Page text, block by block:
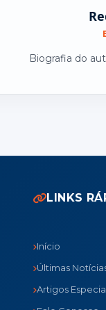
Biografia do
LINKS
Início
Últimas
Artigos